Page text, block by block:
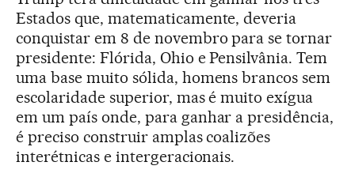
Estados que, matematicamente, deveria
conquistar em 8 de novembro para se tornar
presidente: Flórida, Ohio e Pensilvânia. Tem
uma base muito sólida, homens brancos sem
escolaridade superior, mas é muito exígua
em um país onde, para ganhar a presidência,
é preciso construir amplas coalizões
interétnicas e intergeracionais.